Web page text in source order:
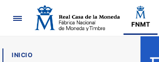
Navegación
FNMT
INICIO